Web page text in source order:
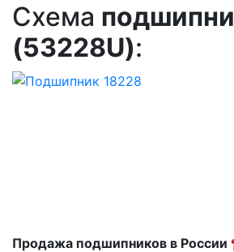
Схема
(53228U):
Продажа подшипников в